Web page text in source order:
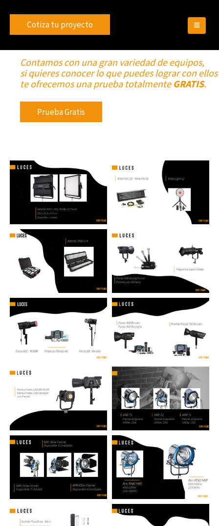
Cotiza tu proyecto
Contamos con una gran variedad de equipos,
si quieres conocer lo que puedes lograr con ellos
te ofrecemos una prueba totalmente GRATIS.
Prueba Gratis